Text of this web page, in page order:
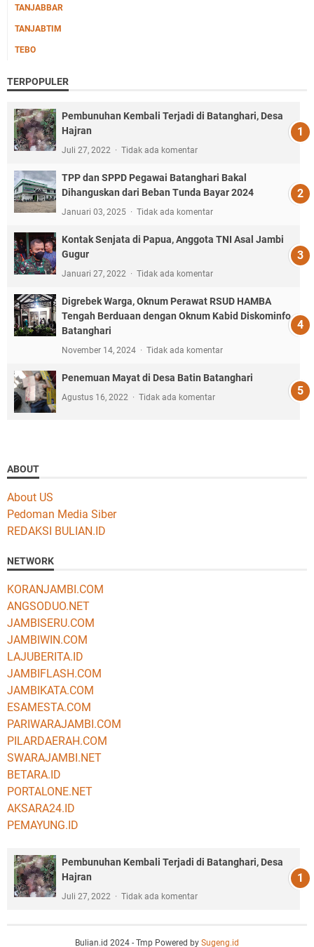
TANJABBAR
TANJABTIM
TEBO
TERPOPULER
Pembunuhan Kembali Terjadi di Batanghari, Desa
Hajran
Juli 27, 2022 Tidak ada komentar
TPP dan SPPD Pegawai Batanghari Bakal
Dihanguskan dari Beban Tunda Bayar 2024
Januari 03, 2025 Tidak ada komentar
Kontak Senjata di Papua, Anggota TNI Asal Jambi
Gugur
Januari 27, 2022 Tidak ada komentar
Digrebek Warga, Oknum Perawat RSUD HAMBA
Tengah Berduaan dengan Oknum Kabid Diskominfo
Batanghari
November 14, 2024 Tidak ada komentar
Penemuan Mayat di Desa Batin Batanghari
Agustus 16, 2022 Tidak ada komentar
ABOUT
About US
Pedoman Media Siber
REDAKSI BULIAN.ID
NETWORK
KORANJAMBI.COM
ANGSODUO.NET
JAMBISERU.COM
JAMBIWIN.COM
LAJUBERITA.ID
JAMBIFLASH.COM
JAMBIKATA.COM
ESAMESTA.COM
PARIWARAJAMBI.COM
PILARDAERAH.COM
SWARAJAMBI.NET
BETARA.ID
PORTALONE.NET
AKSARA24.ID
PEMAYUNG.ID
Pembunuhan Kembali Terjadi di Batanghari, Desa
Hajran
Juli 27, 2022 Tidak ada komentar
Bulian.id 2024 - Tmp Powered by Sugeng.id